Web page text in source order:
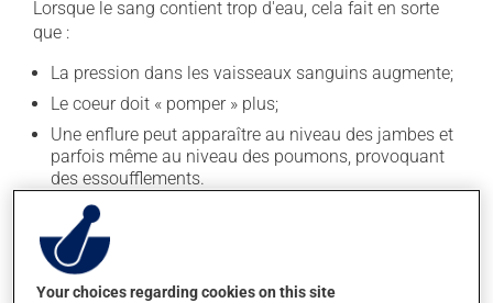
Lorsque le sang contient trop d'eau, cela fait en sorte
que :
La pression dans les vaisseaux sanguins augmente;
Le coeur doit « pomper » plus;
Une enflure peut apparaître au niveau des jambes et
parfois même au niveau des poumons, provoquant
des essoufflements.
Donc, les diurétiques permettent de diminuer le travail
du coeur et de diminuer la pression artérielle en
favorisant l'élimination du surplus d'eau dans le sang.
Your choices regarding cookies on this site